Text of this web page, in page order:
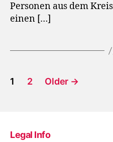
Personen aus dem
einen […]
Posts
1 2 Older →
Legal Info